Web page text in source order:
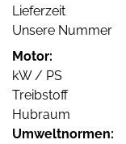
Lieferzeit
Unsere Nummer
Motor:
kW / PS
Treibstoff
Hubraum
Umweltnormen: